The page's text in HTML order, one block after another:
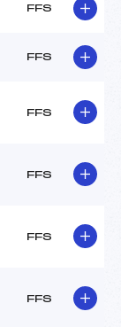
FFS
FFS
FFS
FFS
FFS
FFS